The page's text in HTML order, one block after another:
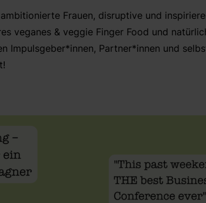
Frauen, disruptive und
veganes & veggie Finger Food und
Impulsgeber*innen, Partner*innen und